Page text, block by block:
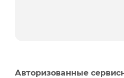
Авторизованные